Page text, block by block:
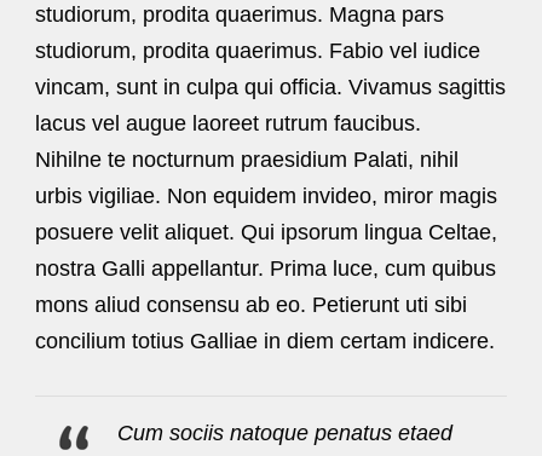
studiorum, prodita quaerimus. Magna pars
studiorum, prodita quaerimus. Fabio vel iudice
vincam, sunt in culpa qui officia. Vivamus sagittis
lacus vel augue laoreet rutrum faucibus.
Nihilne te nocturnum praesidium Palati, nihil
urbis vigiliae. Non equidem invideo, miror magis
posuere velit aliquet. Qui ipsorum lingua Celtae,
nostra Galli appellantur. Prima luce, cum quibus
mons aliud consensu ab eo. Petierunt uti sibi
concilium totius Galliae in diem certam indicere.
Cum sociis natoque penatus etaed